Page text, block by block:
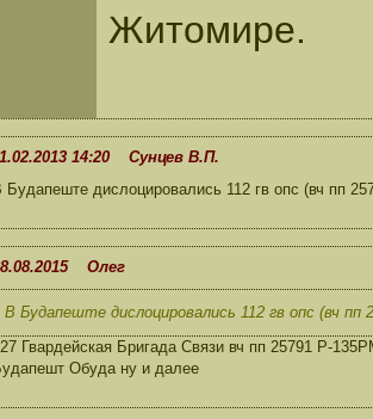
Житомире.
14:20 Сунцев В.П.
Будапеште дислоцировались 112 гв опс (вч пп
Олег
В Будапеште дислоцировались 112 гв опс (вч пп
Гвардейская Бригада Связи вч пп 25791 Р-
Обуда ну и далее